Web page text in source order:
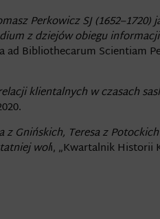
Perkowicz SJ (1652–1720)
z dziejów obiegu
ad Bibliothecarum Scientiam
klientalnych w czasach
z Gnińskich, Teresa z
woli, „Kwartalnik Historii